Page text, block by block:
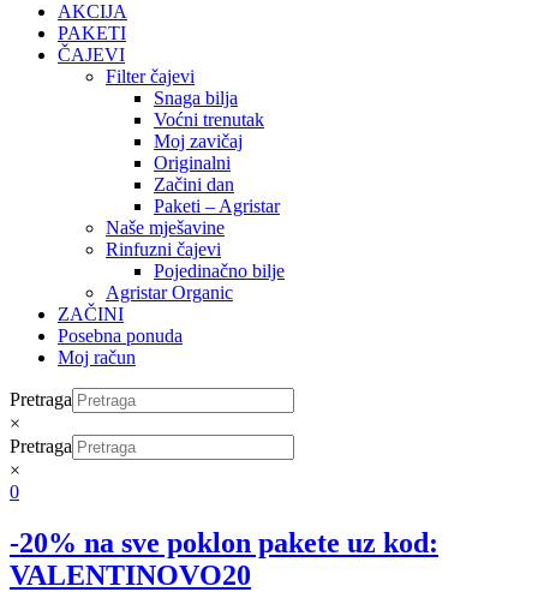
AKCIJA
PAKETI
ČAJEVI
Filter čajevi
Snaga bilja
Voćni trenutak
Moj zavičaj
Originalni
Začini dan
Paketi – Agristar
Naše mješavine
Rinfuzni čajevi
Pojedinačno bilje
Agristar Organic
ZAČINI
Posebna ponuda
Moj račun
Pretraga
×
Pretraga
×
0
-20% na sve poklon pakete uz kod:
VALENTINOVO20